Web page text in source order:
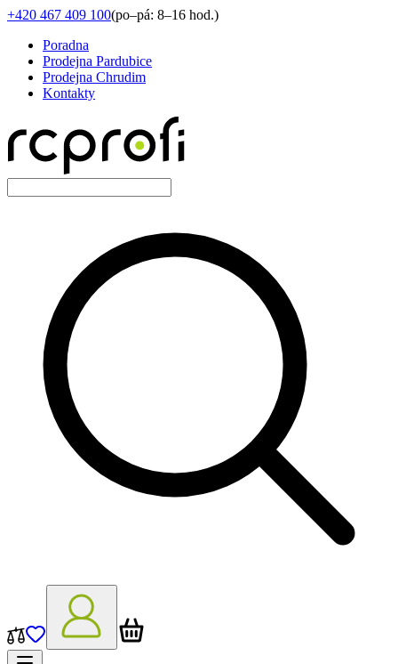
+420 467 409 100(po–pá: 8–16 hod.)
Poradna
Prodejna Pardubice
Prodejna Chrudim
Kontakty